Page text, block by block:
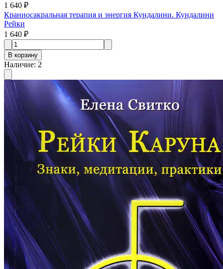
1 640 ₽
Краниосакральная терапия и энергия Кундалини. Кундалини
Рейки
1 640 ₽
В корзину
Наличие: 2